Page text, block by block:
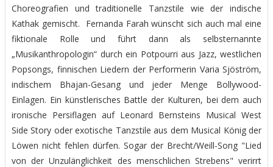
Choreografien und traditionelle Tanzstile wie der indische
Kathak gemischt. Fernanda Farah wünscht sich auch mal eine
fiktionale Rolle und führt dann als selbsternannte
„Musikanthropologin“ durch ein Potpourri aus Jazz, westlichen
Popsongs, finnischen Liedern der Performerin Varia Sjöström,
indischem Bhajan-Gesang und jeder Menge Bollywood-
Einlagen. Ein künstlerisches Battle der Kulturen, bei dem auch
ironische Persiflagen auf Leonard Bernsteins Musical West
Side Story oder exotische Tanzstile aus dem Musical König der
Löwen nicht fehlen dürfen. Sogar der Brecht/Weill-Song "Lied
von der Unzulänglichkeit des menschlichen Strebens" verirrt